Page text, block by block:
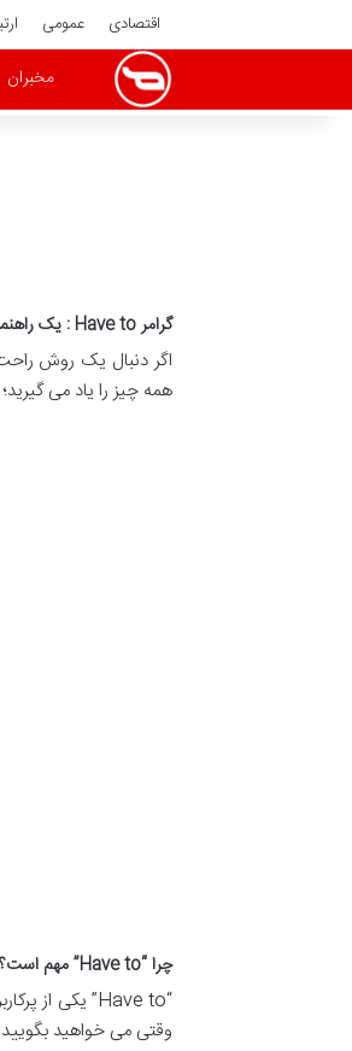
اقتصادی عمومی
مخبران
گرامر Have to : یک راهنمای ساده و کاربردی
اگر دنبال یک روش
همه چیز را یاد می
چرا “Have to” مهم است؟
“Have to” یکی از پرکاربردترین ساختارها در انگلیسی است که برای بیان
وقتی می خواهید